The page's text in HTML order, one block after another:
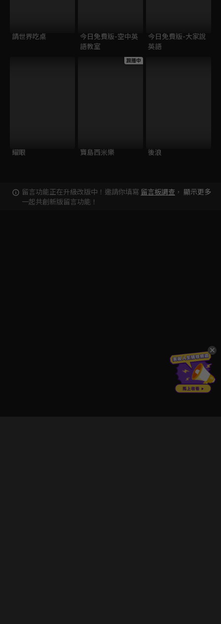
請世界吃桌
今日免費版-空中英
語教室
今日免費版-大家說
英語
耀眼
跟播中
寶島西米樂 後浪
留言功能正在升級改版中！邀請你填寫 留言板調查 ，
一起共創新版留言功能！
顯示更多